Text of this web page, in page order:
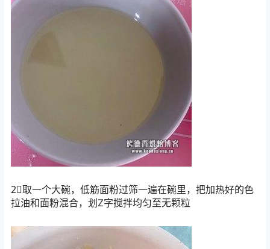
2⃣️取一个大碗，低筋面粉过筛一遍在碗里，把加热好的色
拉油和面粉混合，划Z字搅拌均匀至无颗粒